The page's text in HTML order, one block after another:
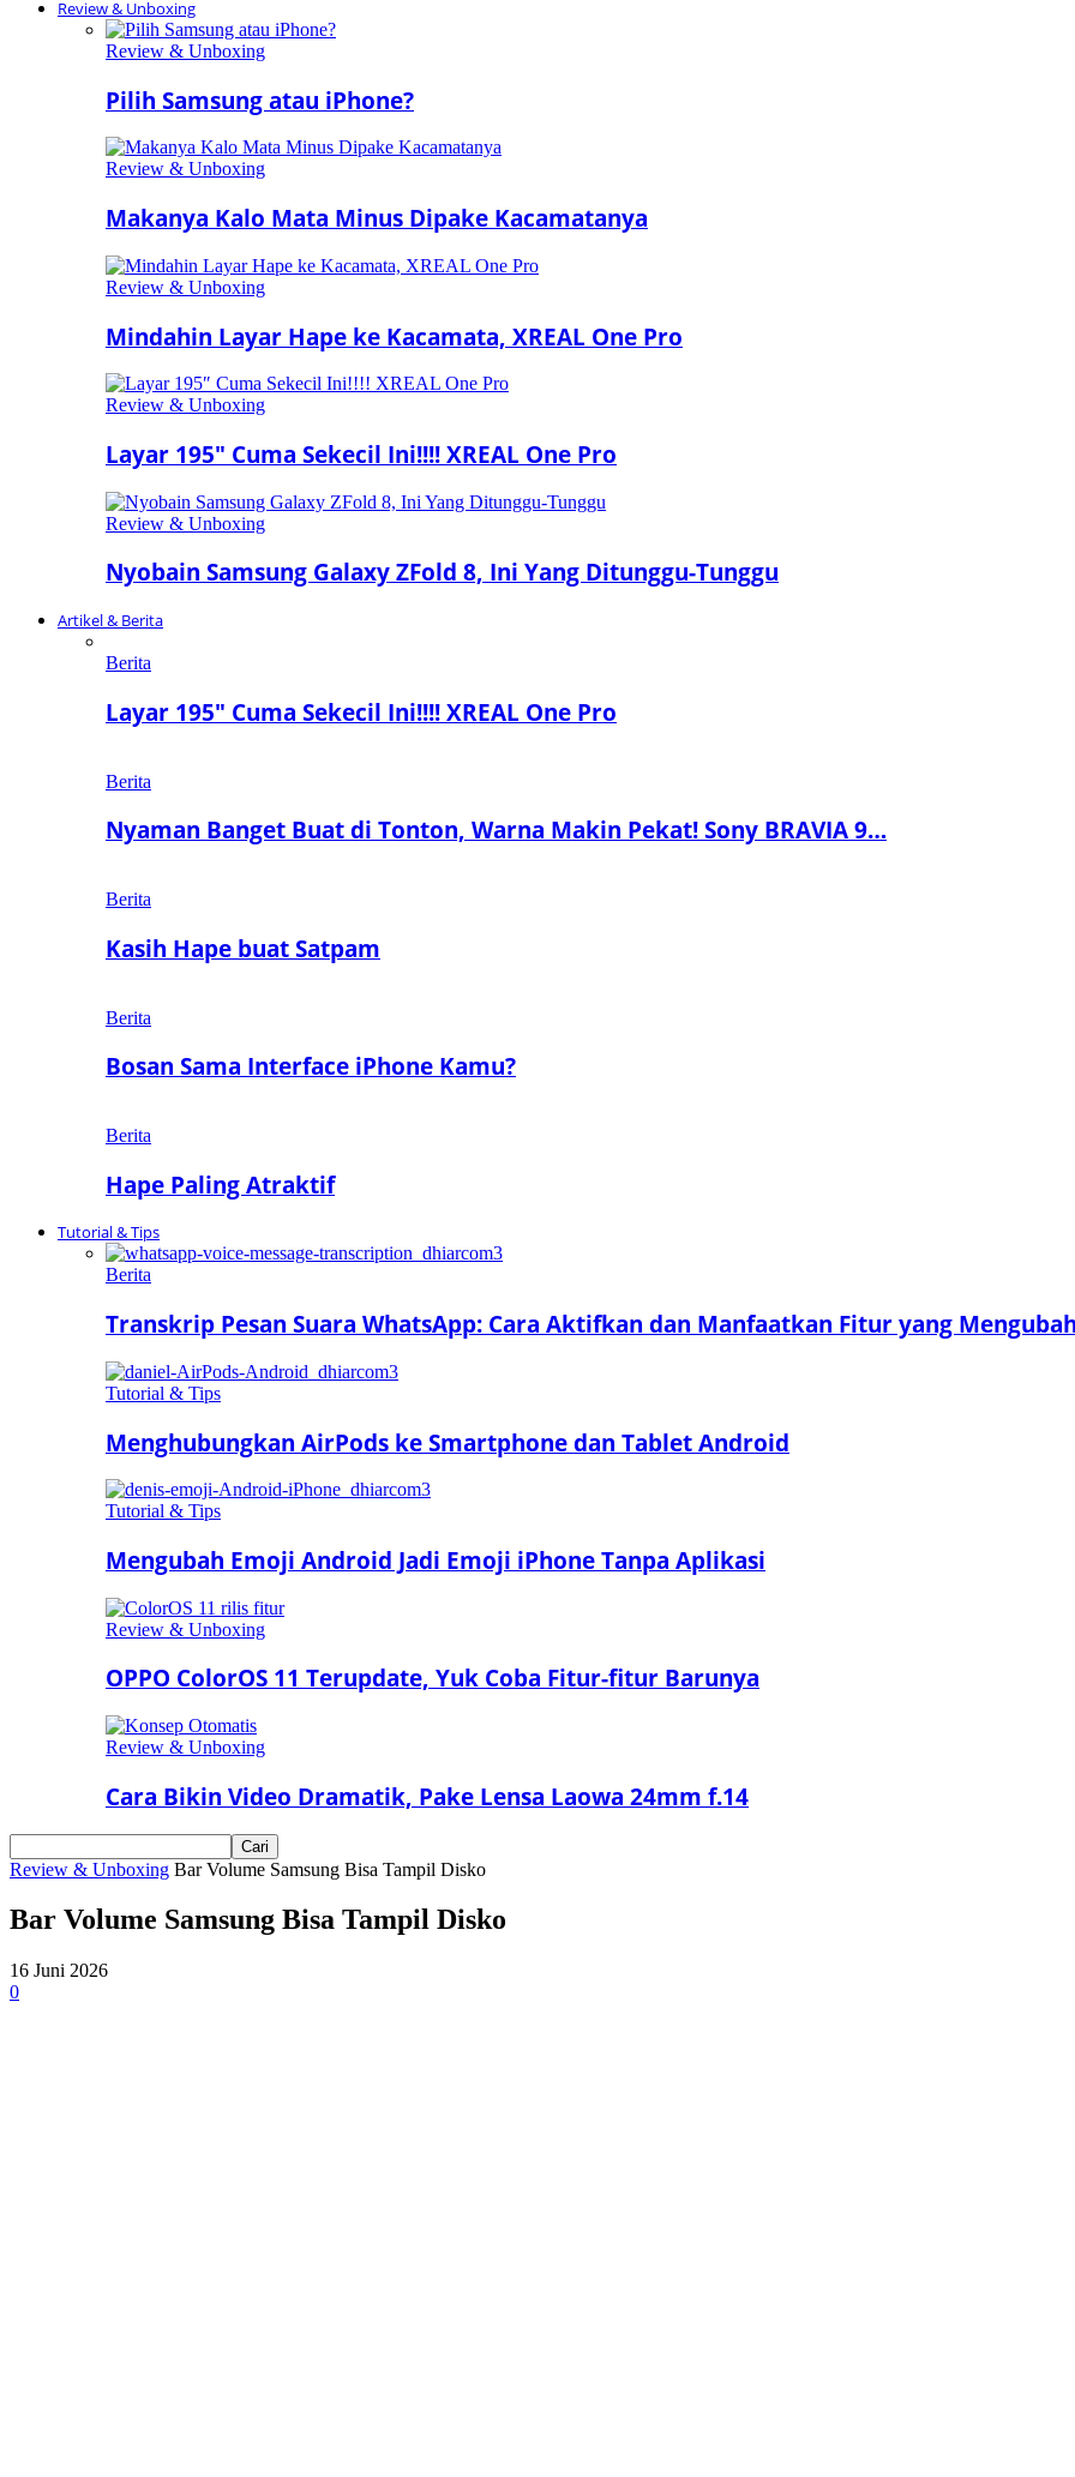
Review & Unboxing
Review & Unboxing
Pilih Samsung atau iPhone?
Review & Unboxing
Makanya Kalo Mata Minus Dipake Kacamatanya
Review & Unboxing
Mindahin Layar Hape ke Kacamata, XREAL One Pro
Review & Unboxing
Layar 195″ Cuma Sekecil Ini!!!! XREAL One Pro
Review & Unboxing
Nyobain Samsung Galaxy ZFold 8, Ini Yang Ditunggu-Tunggu
Artikel & Berita
Berita
Layar 195″ Cuma Sekecil Ini!!!! XREAL One Pro
Berita
Nyaman Banget Buat di Tonton, Warna Makin Pekat! Sony BRAVIA 9…
Berita
Kasih Hape buat Satpam
Berita
Bosan Sama Interface iPhone Kamu?
Berita
Hape Paling Atraktif
Tutorial & Tips
Berita
Transkrip Pesan Suara WhatsApp: Cara Aktifkan dan Manfaatkan Fitur yang
Tutorial & Tips
Menghubungkan AirPods ke Smartphone dan Tablet Android
Tutorial & Tips
Mengubah Emoji Android Jadi Emoji iPhone Tanpa Aplikasi
Review & Unboxing
OPPO ColorOS 11 Terupdate, Yuk Coba Fitur-fitur Barunya
Review & Unboxing
Cara Bikin Video Dramatik, Pake Lensa Laowa 24mm f.14
Review & Unboxing Bar Volume Samsung Bisa Tampil Disko
Bar Volume Samsung Bisa Tampil Disko
16 Juni 2026
0